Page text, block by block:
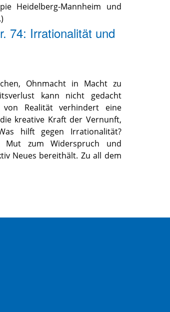
Heidelberg-Mannheim und
74: Irrationalität und
Ohnmacht in Macht zu
kann nicht gedacht
Realität verhindert eine
kreative Kraft der Vernunft,
hilft gegen Irrationalität?
Mut zum Widerspruch und
Neues bereithält. Zu all dem